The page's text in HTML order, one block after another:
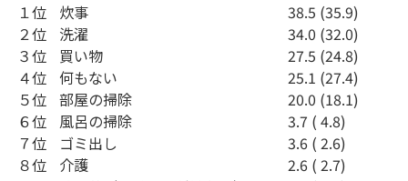
１位
２位
３位
４位
５位
６位
７位
８位
炊事
洗濯
買い物
何もない
部屋の掃除
風呂の掃除
ゴミ出し
介護
38.5 (35.9)
34.0 (32.0)
27.5 (24.8)
25.1 (27.4)
20.0 (18.1)
3.7 ( 4.8)
3.6 ( 2.6)
2.6 ( 2.7)